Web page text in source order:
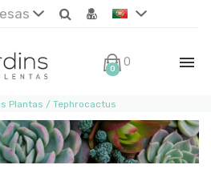
0 0€
Plantas / Tephrocactus